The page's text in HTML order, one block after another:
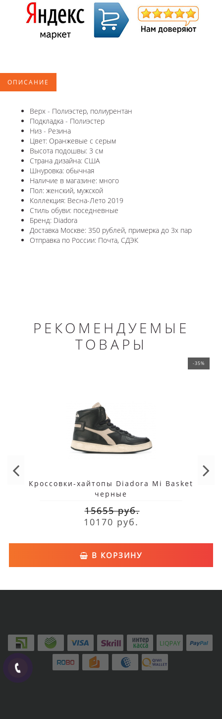
ОПИСАНИЕ
Верх - Полиэстер, полиурентан
Подкладка - Полиэстер
Низ - Резина
Цвет: Оранжевые с серым
Высота подошвы: 3 см
Страна дизайна: США
Шнуровка: обычная
Наличие в магазине: много
Пол: женский, мужской
Коллекция: Весна-Лето 2019
Стиль обуви: поседневные
Бренд: Diadora
Доставка Москве: 350 рублей, примерка до 3х пар
Отправка по России: Почта, СДЭК
РЕКОМЕНДУЕМЫЕ
ТОВАРЫ
-35%
Кроссовки-хайтопы Diadora Mi Basket
черные
15655 руб.
10170 руб.
В КОРЗИНУ